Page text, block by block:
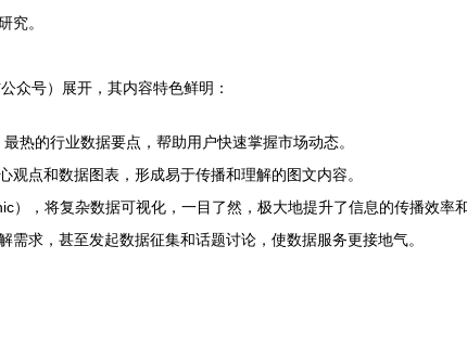
究。
众号）展开，其内容特色鲜明：
最热的行业数据要点，帮助用户快速掌握市场动态。
观点和数据图表，形成易于传播和理解的图文内容。
），将复杂数据可视化，一目了然，极大地提升了信息的传播效率和
需求，甚至发起数据征集和话题讨论，使数据服务更接地气。